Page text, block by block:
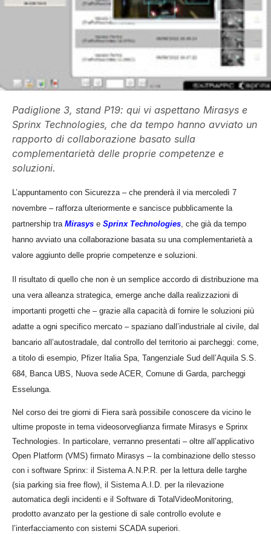
Padiglione 3, stand P19: qui vi aspettano Mirasys e
Sprinx Technologies, che da tempo hanno avviato un
rapporto di collaborazione basato sulla
complementarietà delle proprie competenze e
soluzioni.
L’appuntamento con Sicurezza – che prenderà il via mercoledì 7
novembre – rafforza ulteriormente e sancisce pubblicamente la
partnership tra Mirasys e Sprinx Technologies , che già da tempo
hanno avviato una collaborazione basata su una complementarietà a
valore aggiunto delle proprie competenze e soluzioni.
Il risultato di quello che non è un semplice accordo di distribuzione ma
una vera alleanza strategica, emerge anche dalla realizzazioni di
importanti progetti che – grazie alla capacità di fornire le soluzioni più
adatte a ogni specifico mercato – spaziano dall’industriale al civile, dal
bancario all’autostradale, dal controllo del territorio ai parcheggi: come,
a titolo di esempio, Pfizer Italia Spa, Tangenziale Sud dell’Aquila S.S.
684, Banca UBS, Nuova sede ACER, Comune di Garda, parcheggi
Esselunga.
Nel corso dei tre giorni di Fiera sarà possibile conoscere da vicino le
ultime proposte in tema videosorveglianza firmate Mirasys e Sprinx
Technologies. n particolare, verranno presentati – oltre all’applicativo
Open Platform (VMS) firmato Mirasys –la combinazione dello stesso
con i software Sprinx: il Sistema A.N.P.R. per la lettura delle targhe
(sia parking sia free flow), il Sistema A.I.D. per la rilevazione
automatica degli incidenti e il Software di TotalVideoMonitoring,
prodotto avanzato per la gestione di sale controllo evolute e
l’interfacciamento con sistemi SCADA superiori.